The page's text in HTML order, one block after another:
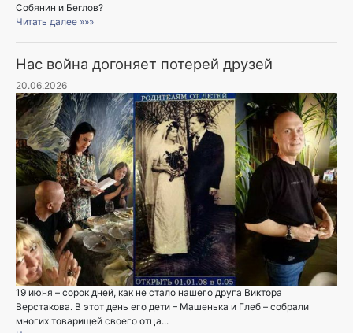
Собянин и Беглов?
Читать далее »»»
Нас война догоняет потерей друзей
20.06.2026
19 июня – сорок дней, как не стало нашего друга Виктора
Верстакова. В этот день его дети – Машенька и Глеб – собрали
многих товарищей своего отца...